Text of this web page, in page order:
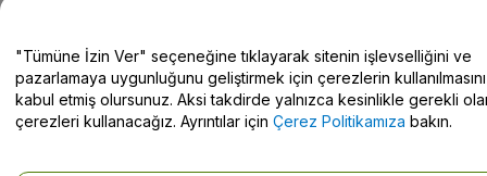
Yardım Merkezi / Bize Ulaşın
"Tümüne İzin Ver" seçeneğine tıklayarak sitenin işlevselliğini ve
pazarlamaya uygunluğunu geliştirmek için çerezlerin kullanılmasını
kabul etmiş olursunuz. Aksi takdirde yalnızca kesinlikle gerekli
çerezleri kullanacağız. Ayrıntılar için Çerez Politikamıza bakın.